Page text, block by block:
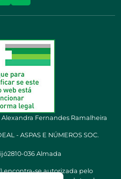
Alexandra Fernandes Ramalheira
- ASPAS E NÚMEROS SOC.
036 Almada
encontra-se autorizada pelo